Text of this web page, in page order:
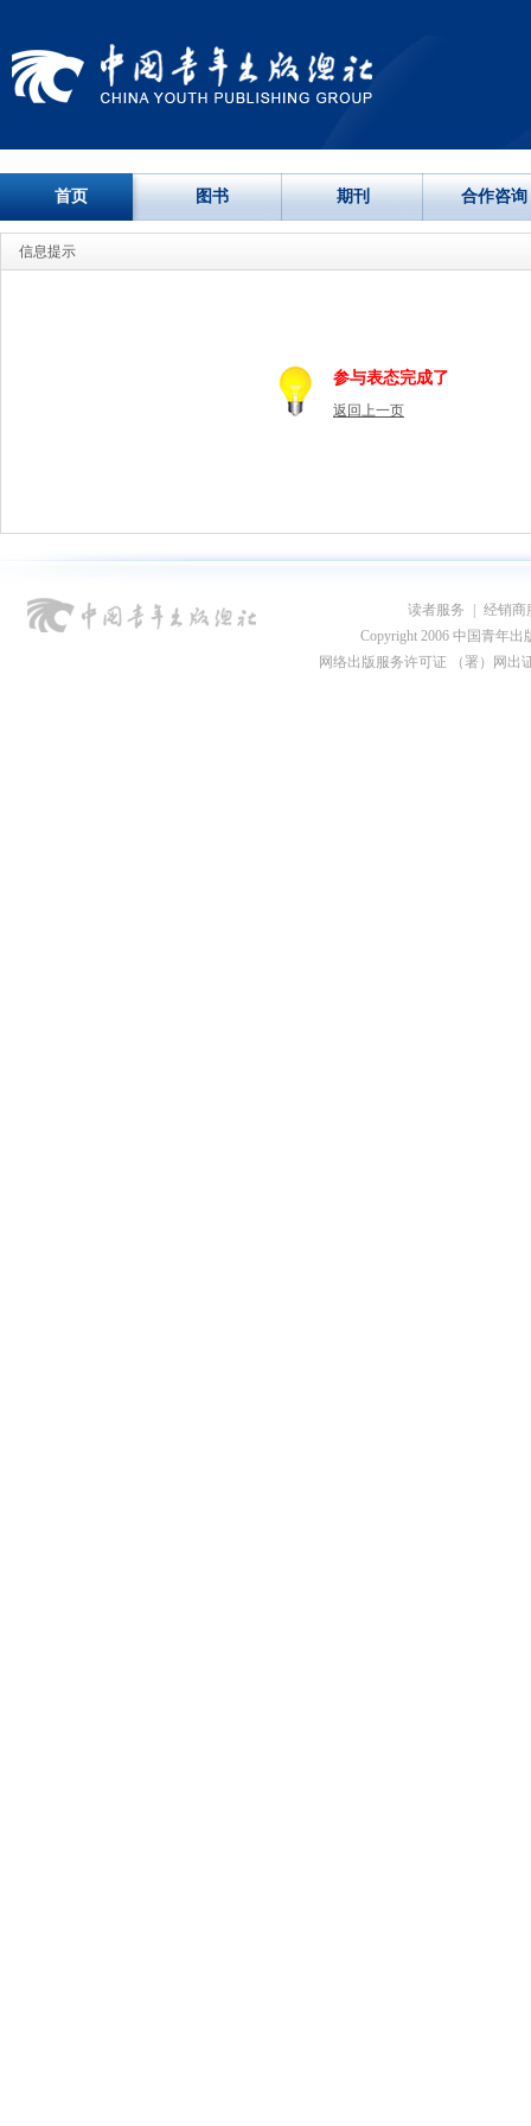
首页 图书 期刊 合作咨询
信息提示
参与表态完成了
返回上一页
读者服务
经销商
Copyright 2006 中国青年出
网络出版服务许可证 （署）网出